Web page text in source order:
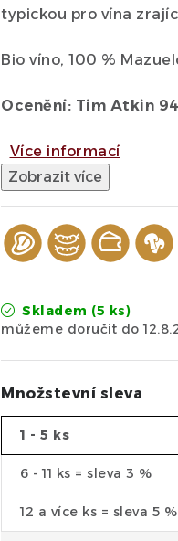
typickou pro vína
Bio víno, 100 %
Ocenění: Tim Atkin
Více informací
Zobrazit více
Skladem (5 ks)
Množstevní sleva
1 - 5 ks
6 - 11 ks = sleva 3 %
12 a více ks = sleva 5 %